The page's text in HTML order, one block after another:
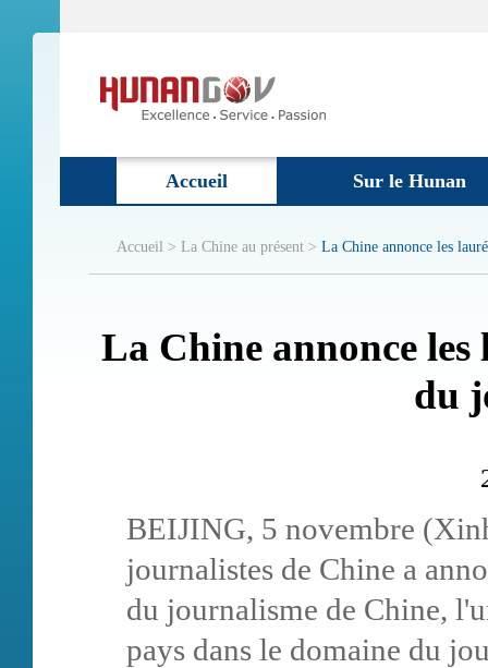
Accueil Sur le Hunan
Accueil > La Chine au présent > La Chine annonce les
La Chine annonce
du
BEIJING, 5 novembre
journalistes de Chine a
du journalisme de Chine,
pays dans le domaine du